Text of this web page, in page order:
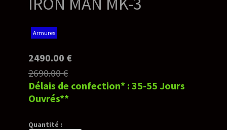
Armures
2490.00 €
2690.00 €
Délais de confection* : 35-55 Jours
Ouvrés**
Quantité :